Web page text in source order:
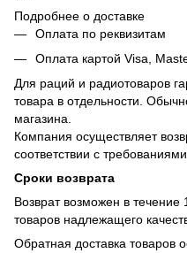
Подробнее о доставке
Оплата по реквизитам
Оплата картой Visa,
Для раций и радиотоваров
товара в отдельности.
магазина.
Компания осуществляет
соответствии с
Сроки возврата
Возврат возможен в
товаров надлежащего
Обратная доставка товаров